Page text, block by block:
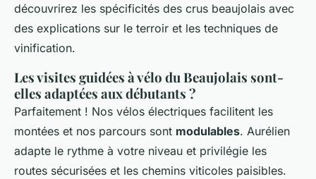
découvrirez les spécificités des crus beaujolais avec
des explications sur le terroir et les techniques de
vinification.
Les visites guidées à vélo du Beaujolais sont-
elles adaptées aux débutants ?
Parfaitement ! Nos vélos électriques facilitent les
montées et nos parcours sont modulables. Aurélien
adapte le rythme à votre niveau et privilégie les
routes sécurisées et les chemins viticoles paisibles.